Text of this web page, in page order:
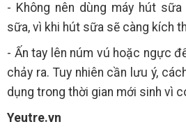
- Không nên dùng máy hút
sữa, vì khi hút sữa sẽ càng kích
- Ấn tay lên núm vú hoặc ngực
chảy ra. Tuy nhiên cần lưu ý,
dụng trong thời gian mới sinh vì
Yeutre.vn